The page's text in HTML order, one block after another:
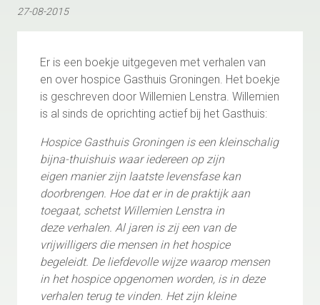
27-08-2015
Er is een boekje uitgegeven met verhalen van
en over hospice Gasthuis Groningen. Het boekje
is geschreven door Willemien Lenstra. Willemien
is al sinds de oprichting actief bij het Gasthuis:
Hospice Gasthuis Groningen is een kleinschalig
bijna-thuishuis waar iedereen op zijn
eigen manier zijn laatste levensfase kan
doorbrengen. Hoe dat er in de praktijk aan
toegaat, schetst Willemien Lenstra in
deze verhalen. Al jaren is zij een van de
vrijwilligers die mensen in het hospice
begeleidt. De liefdevolle wijze waarop mensen
in het hospice opgenomen worden, is in deze
verhalen terug te vinden. Het zijn kleine